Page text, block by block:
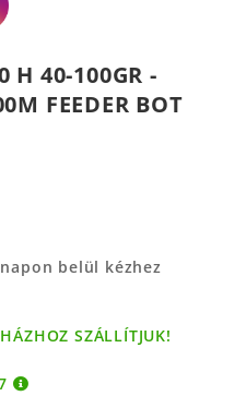
H 40-100GR -
FEEDER BOT
belül kézhez
SZÁLLÍTJUK!